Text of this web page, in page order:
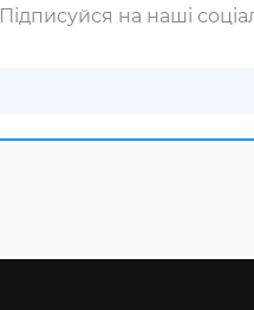
Підписуйся на наші